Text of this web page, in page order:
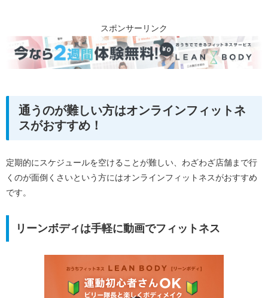
スポンサーリンク
通うのが難しい方はオンラインフィットネ
スがおすすめ！
定期的にスケジュールを空けることが難しい、わざわざ店舗まで行
くのが面倒くさいという方にはオンラインフィットネスがおすすめ
です。
リーンボディは手軽に動画でフィットネス